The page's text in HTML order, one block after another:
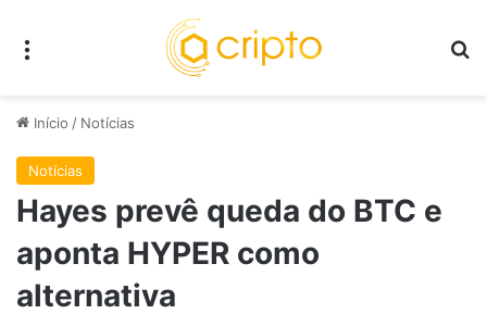
Início / Notícias
Notícias
Hayes prevê queda do BTC e
aponta HYPER como
alternativa